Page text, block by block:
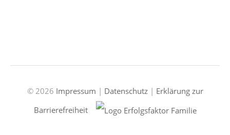
© 2026 Impressum | Datenschutz| Erklärung zur
Barrierefreiheit